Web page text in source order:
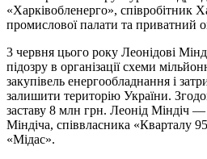
«Харківобленерго», співробітник
промислової палати та приватний
3 червня цього року Леонідові
підозру в організації схеми
закупівель енергообладнання і
залишити територію України.
заставу 8 млн грн. Леонід Міндіч
Міндіча, співвласника «Кварталу
«Мідас».